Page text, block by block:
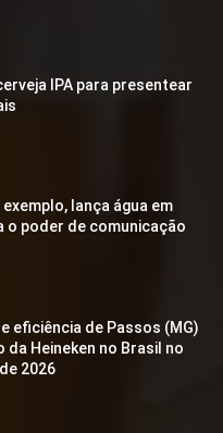
IPA para presentear
lança água em
o poder de comunicação
eficiência de Passos (MG)
da Heineken no Brasil no
2026